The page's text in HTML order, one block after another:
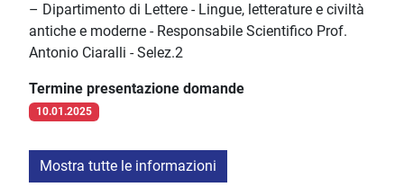
– Dipartimento di Lettere - Lingue, letterature e civiltà
antiche e moderne - Responsabile Scientifico Prof.
Antonio Ciaralli - Selez.2
Termine presentazione domande
10.01.2025
Mostra tutte le informazioni